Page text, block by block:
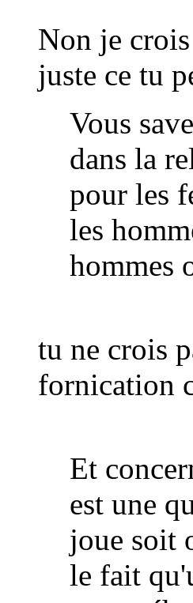
Non je
juste ce tu
Vous
dans la
pour les
les
hommes
tu ne crois
fornication
Et
est une
joue soit
le fait